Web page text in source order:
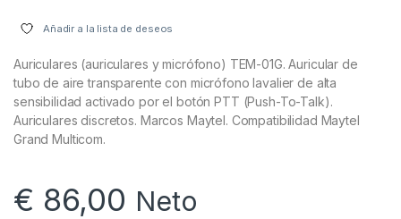
Añadir a la lista de deseos
Auriculares (auriculares y micrófono) TEM-01G. Auricular de
tubo de aire transparente con micrófono lavalier de alta
sensibilidad activado por el botón PTT (Push-To-Talk).
Auriculares discretos. Marcos Maytel. Compatibilidad Maytel
Grand Multicom.
€ 86,00 Neto